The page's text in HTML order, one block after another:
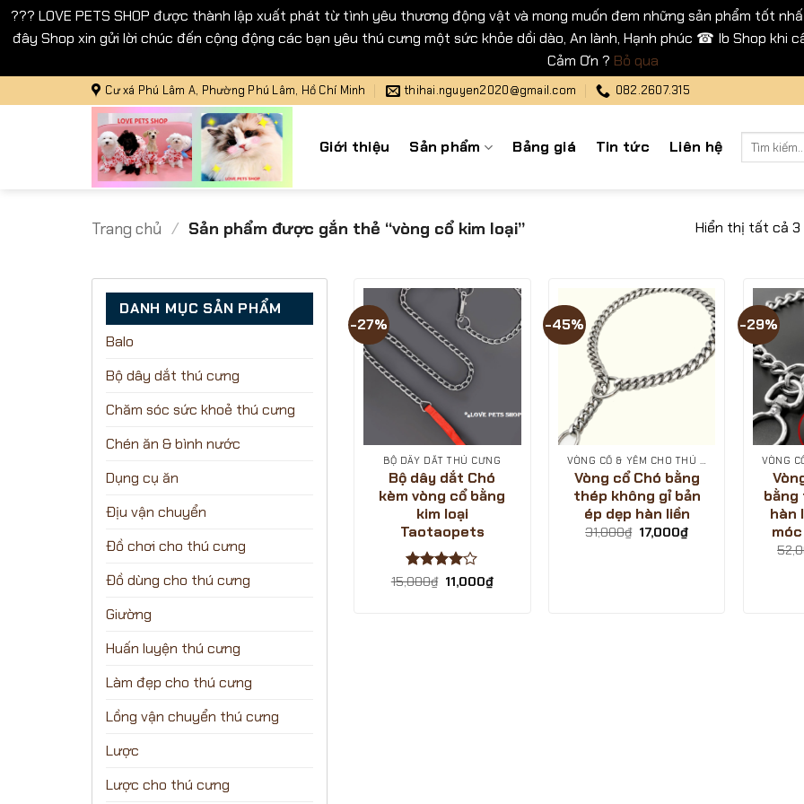
??? LOVE PETS SHOP được thành lập xuất phát từ tình yêu thương động vật và mong muốn đem những sản phẩm tốt
đây Shop xin gửi lời chúc đến cộng động các bạn yêu thú cưng một sức khỏe dồi dào, An lành, Hạnh phúc ☎ Ib Shop khi
Cảm Ơn ? Bỏ qua
qua
Cư xá Phú Lâm A, Phường Phú Lâm, Hồ Chí Minh thihai.nguyen2020@gmail.com 082.2607.315
Giới thiệu Sản phẩm Bảng giá Tin tức Liên hệ
Tìm
kiếm:
Trang chủ / Sản phẩm được gắn thẻ “vòng cổ kim loại” Hiển thị tất cả 3
DANH MỤC SẢN PHẨM
Balo
Bộ dây dắt thú cưng
Chăm sóc sức khoẻ thú cưng
Chén ăn & bình nước
Dụng cụ ăn
Địu vận chuyển
Đồ chơi cho thú cưng
Đồ dùng cho thú cưng
Giường
Huấn luyện thú cưng
Làm đẹp cho thú cưng
Lồng vận chuyển thú cưng
Lược
Lược cho thú cưng
-27%
BỘ DÂY DẮT THÚ CƯNG
Bộ dây dắt Chó
kèm vòng cổ bằng
kim loại
Taotaopets
Được
15,000₫ Giá
gốc
11,000₫Giá
-45%
VÒNG CỔ & YẾM CHO THÚ CƯNG
Vòng cổ Chó bằng
thép không gỉ bản
ép dẹp hàn liền
31,000₫ Giá
gốc
17,000₫Giá
-29%
bằng
hàn